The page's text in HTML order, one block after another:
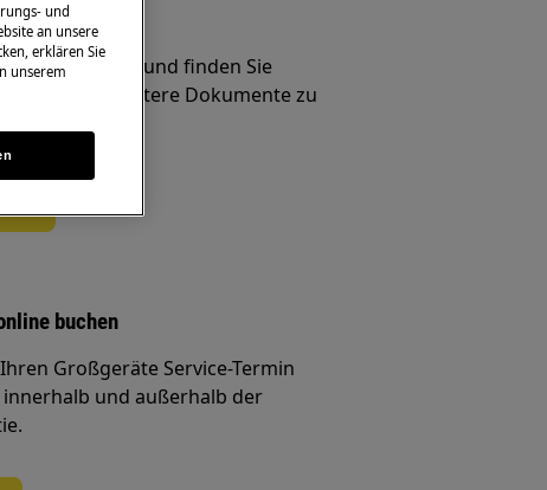
Probleme und finden Sie
und weitere Dokumente zu
buchen
Großgeräte Service-Termin
und außerhalb der
und
an unsere
erklären Sie
unserem